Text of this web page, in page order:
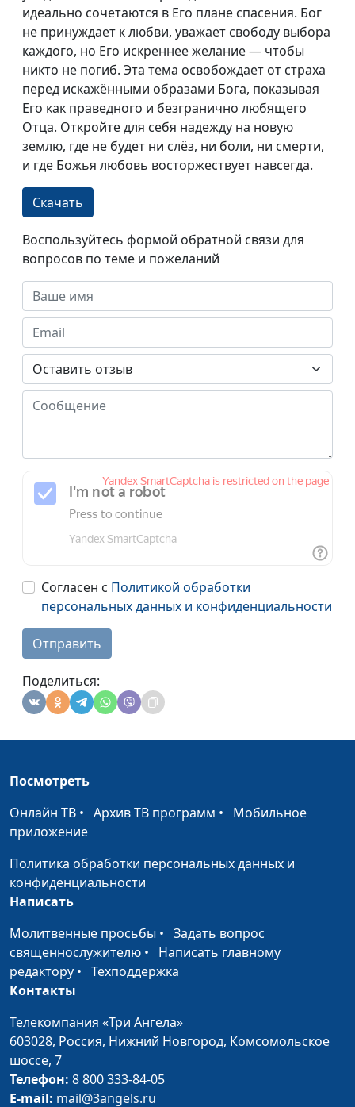
идеально сочетаются в Его плане спасения. Бог
не принуждает к любви, уважает свободу выбора
каждого, но Его искреннее желание — чтобы
никто не погиб. Эта тема освобождает от страха
перед искажёнными образами Бога, показывая
Его как праведного и безгранично любящего
Отца. Откройте для себя надежду на новую
землю, где не будет ни слёз, ни боли, ни смерти,
и где Божья любовь восторжествует навсегда.
Скачать
Воспользуйтесь формой обратной связи для
вопросов по теме и пожеланий
Согласен с Политикой обработки
персональных данных и конфиденциальности
Отправить
Поделиться:
Посмотреть
Онлайн ТВ • Архив ТВ программ • Мобильное
приложение
Политика обработки персональных данных и
конфиденциальности
Написать
Молитвенные просьбы • Задать вопрос
священнослужителю • Написать главному
редактору • Техподдержка
Контакты
Телекомпания «Три Ангела»
603028, Россия, Нижний Новгород, Комсомольское
шоссе, 7
Телефон: 8 800 333-84-05
E-mail: mail@3angels.ru